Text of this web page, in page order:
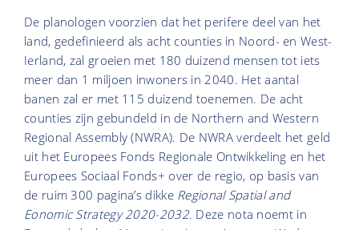
De planologen voorzien dat het perifere deel van het
land, gedefinieerd als acht counties in Noord- en West-
Ierland, zal groeien met 180 duizend mensen tot iets
meer dan 1 miljoen inwoners in 2040. Het aantal
banen zal er met 115 duizend toenemen. De acht
counties zijn gebundeld in de Northern and Western
Regional Assembly (NWRA). De NWRA verdeelt het geld
uit het Europees Fonds Regionale Ontwikkeling en het
Europees Sociaal Fonds+ over de regio, op basis van
de ruim 300 pagina’s dikke Regional Spatial and
Eonomic Strategy 2020-2032. Deze nota noemt in